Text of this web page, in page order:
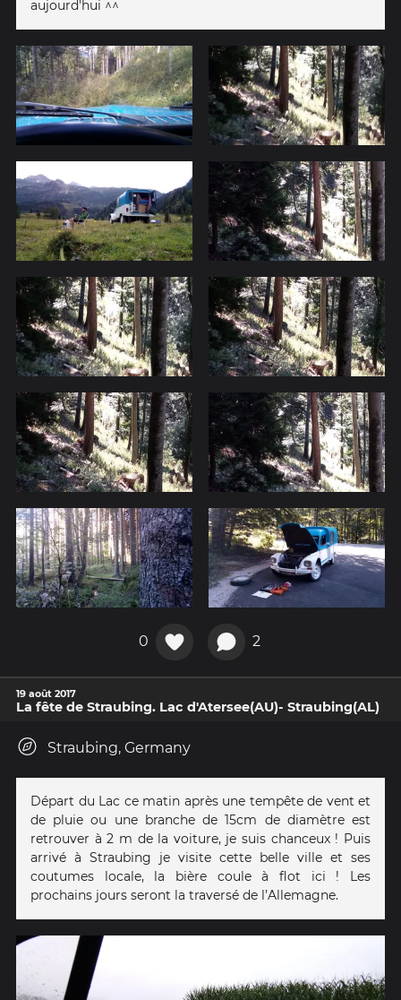
aujourd'hui ^^
0 2
19 août 2017
La fête de Straubing. Lac d'Atersee(AU)- Straubing(AL)
Straubing, Germany
Départ du Lac ce matin après une tempête de vent et
de pluie ou une branche de 15cm de diamètre est
retrouver à 2 m de la voiture, je suis chanceux ! Puis
arrivé à Straubing je visite cette belle ville et ses
coutumes locale, la bière coule à flot ici ! Les
prochains jours seront la traversé de l’Allemagne.